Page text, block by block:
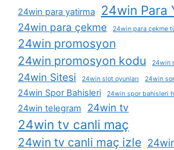
24win para yatirma 24win Para
24win para çekme 24win para çekme
24win promosyon
24win promosyon kodu
24win
24win Sitesi 24win slot oyunları 24win
24win Spor Bahisleri 24win spor bahisleri
24win telegram 24win tv
24win tv canli maç
24win tv canli maç izle